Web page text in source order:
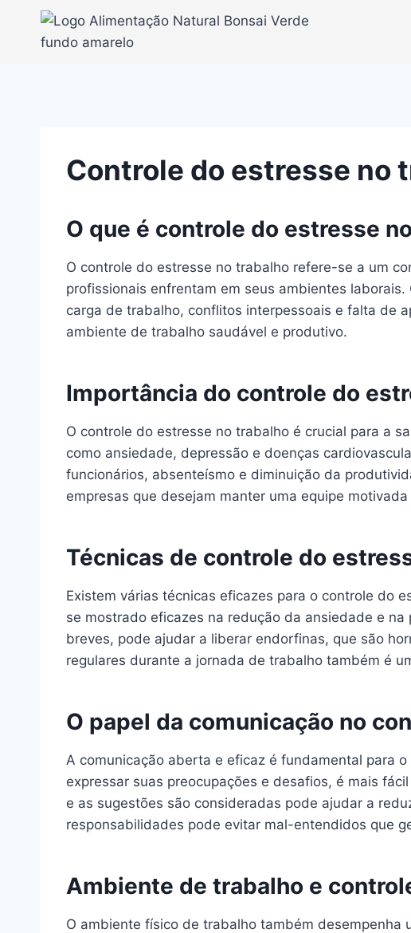
Controle do estresse no
O que é controle do estresse
O controle do estresse no trabalho refere-se a um
profissionais enfrentam em seus ambientes
carga de trabalho, conflitos interpessoais e falta de
ambiente de trabalho saudável e produtivo.
Importância do controle do
O controle do estresse no trabalho é crucial para a
como ansiedade, depressão e doenças
funcionários, absenteísmo e diminuição da
empresas que desejam manter uma equipe
Técnicas de controle do
Existem várias técnicas eficazes para o controle do
se mostrado eficazes na redução da ansiedade e
breves, pode ajudar a liberar endorfinas, que são
regulares durante a jornada de trabalho também é
O papel da comunicação no
A comunicação aberta e eficaz é fundamental para
expressar suas preocupações e desafios, é mais
e as sugestões são consideradas pode ajudar a
responsabilidades pode evitar mal-entendidos que
Ambiente de trabalho e
O ambiente físico de trabalho também desempenha